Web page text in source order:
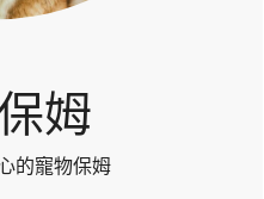
姆
的寵物保姆